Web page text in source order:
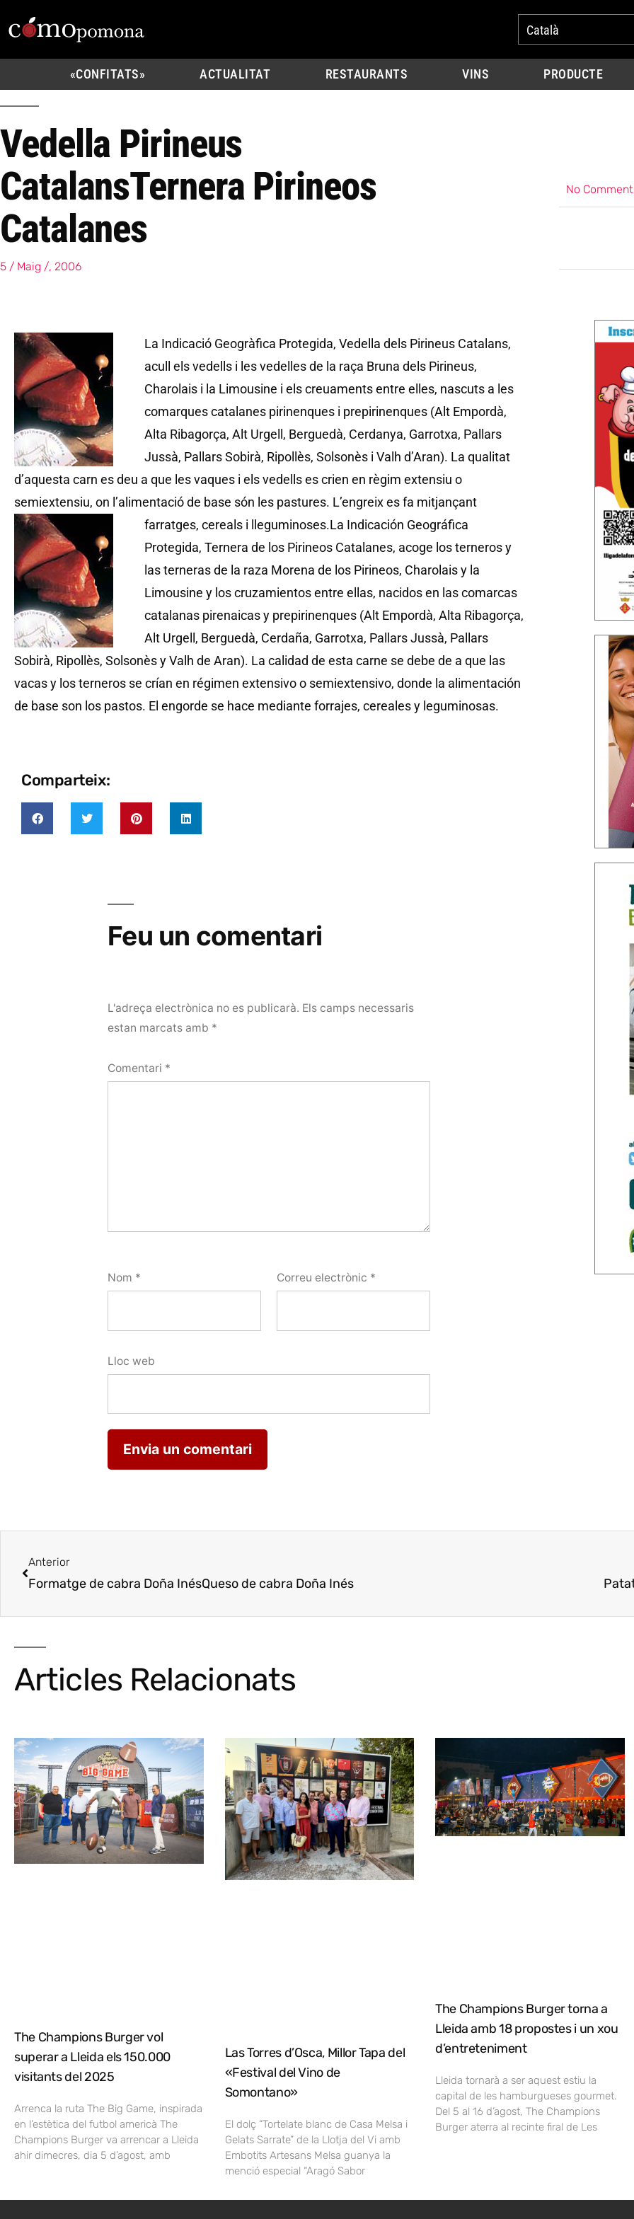
Català
«CONFITATS» ACTUALITAT RESTAURANTS VINS PRODUCTE
Vedella Pirineus
CatalansTernera Pirineos
Catalanes
5 / Maig /, 2006
No
La Indicació Geogràfica Protegida, Vedella dels Pirineus Catalans,
acull els vedells i les vedelles de la raça Bruna dels Pirineus,
Charolais i la Limousine i els creuaments entre elles, nascuts a les
comarques catalanes pirinenques i prepirinenques (Alt Empordà,
Alta Ribagorça, Alt Urgell, Berguedà, Cerdanya, Garrotxa, Pallars
Jussà, Pallars Sobirà, Ripollès, Solsonès i Valh d’Aran). La qualitat
d’aquesta carn es deu a que les vaques i els vedells es crien en règim extensiu o
semiextensiu, on l’alimentació de base són les pastures. L’engreix es fa mitjançant
farratges, cereals i lleguminoses.La Indicación Geográfica
Protegida, Ternera de los Pirineos Catalanes, acoge los terneros y
las terneras de la raza Morena de los Pirineos, Charolais y la
Limousine y los cruzamientos entre ellas, nacidos en las comarcas
catalanas pirenaicas y prepirinenques (Alt Empordà, Alta Ribagorça,
Alt Urgell, Berguedà, Cerdaña, Garrotxa, Pallars Jussà, Pallars
Sobirà, Ripollès, Solsonès y Valh de Aran). La calidad de esta carne se debe de a que las
vacas y los terneros se crían en régimen extensivo o semiextensivo, donde la alimentación
de base son los pastos. El engorde se hace mediante forrajes, cereales y leguminosas.
Comparteix:
Feu un comentari
L'adreça electrònica no es publicarà. Els camps necessaris
estan marcats amb *
Comentari *
Nom * Correu electrònic *
Lloc web
Anterior
Formatge de cabra Doña InésQueso de cabra Doña Inés
Articles Relacionats
The Champions Burger vol
superar a Lleida els 150.000
visitants del 2025
Arrenca la ruta The Big Game, inspirada
en l’estètica del futbol americà The
Champions Burger va arrencar a Lleida
ahir dimecres, dia 5 d’agost, amb
Las Torres d’Osca, Millor Tapa del
«Festival del Vino de
Somontano»
El dolç “Tortelate blanc de Casa Melsa i
Gelats Sarrate” de la Llotja del Vi amb
Embotits Artesans Melsa guanya la
menció especial “Aragó Sabor
The Champions Burger torna a
Lleida amb 18 propostes i un xou
d’entreteniment
Lleida tornarà a ser aquest estiu la
capital de les hamburgueses gourmet.
Del 5 al 16 d’agost, The Champions
Burger aterra al recinte firal de Les